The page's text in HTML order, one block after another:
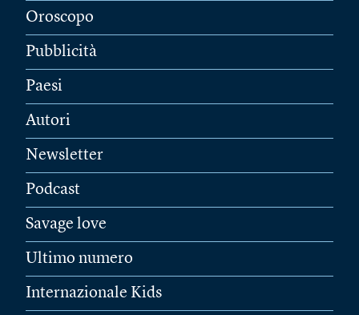
Oroscopo
Pubblicità
Paesi
Autori
Newsletter
Podcast
Savage love
Ultimo numero
Internazionale Kids